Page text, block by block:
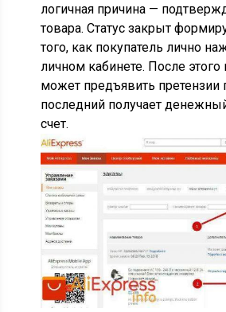
логичная причина —
товара. Статус закрыт
того, как покупатель лично
личном кабинете. После этого
может предъявить претензии
последний получает
счет.